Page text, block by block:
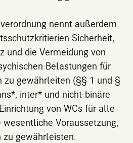
nennt außerdem
Sicherheit,
und die Vermeidung von
Belastungen für
zu gewährleiten (§§ 1 und §
inter* und nicht-binäre
von WCs für alle
wesentliche Voraussetzung,
zu gewährleisten.